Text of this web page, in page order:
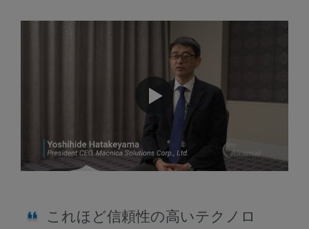
これほど信頼性の高いテクノロ